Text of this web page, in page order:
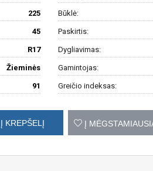
225
45
R17
Žieminės
91
Būklė:
Paskirtis:
Dygliavimas:
Gamintojas:
Greičio indeksas:
Į KREPŠELĮ Į